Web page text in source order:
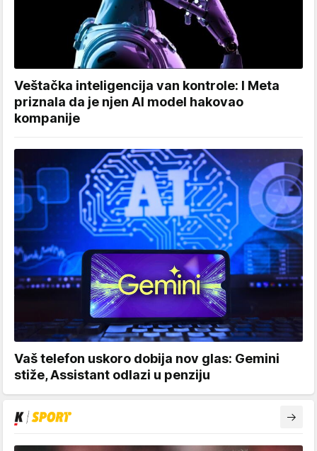
Veštačka inteligencija van kontrole: I Meta
priznala da je njen AI model hakovao
kompanije
Vaš telefon uskoro dobija nov glas: Gemini
stiže, Assistant odlazi u penziju